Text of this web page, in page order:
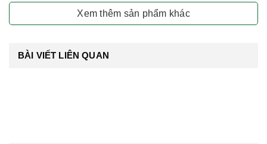
Xem thêm sản phẩm khác
BÀI VIẾT LIÊN QUAN